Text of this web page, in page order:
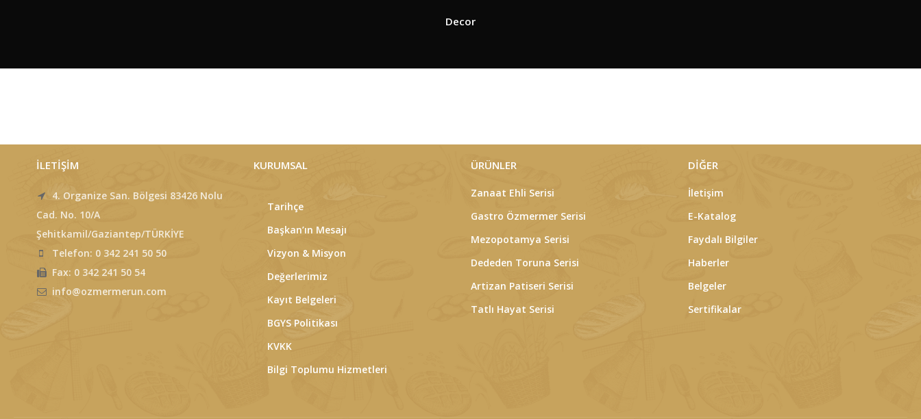
Decor
İLETİŞİM
4. Organize San. Bölgesi 83426 Nolu
Cad. No. 10/A
Şehitkamil/Gaziantep/TÜRKİYE
Telefon: 0 342 241 50 50
Fax: 0 342 241 50 54
info@ozmermerun.com
KURUMSAL
Tarihçe
Başkan’ın Mesajı
Vizyon & Misyon
Değerlerimiz
Kayıt Belgeleri
BGYS Politikası
KVKK
Bilgi Toplumu Hizmetleri
ÜRÜNLER
Zanaat Ehli Serisi
Gastro Özmermer Serisi
Mezopotamya Serisi
Dededen Toruna Serisi
Artizan Patiseri Serisi
Tatlı Hayat Serisi
DİĞER
İletişim
E-Katalog
Faydalı Bilgiler
Haberler
Belgeler
Sertifikalar